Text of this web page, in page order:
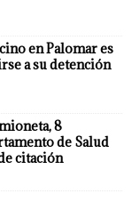
en Palomar es
a su detención
8
de Salud
citación